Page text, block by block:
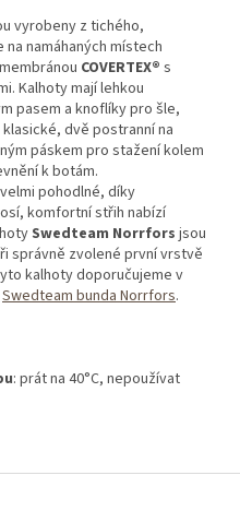
vyrobeny z tichého,
namáhaných místech
COVERTEX® s
Kalhoty mají lehkou
pasem a knoflíky pro šle,
dvě postranní na
páskem pro stažení kolem
k botám.
pohodlné, díky
komfortní střih nabízí
Swedteam Norrfors jsou
správně zvolené první vrstvě
kalhoty doporučujeme v
Swedteam bunda Norrfors.
: prát na 40°C, nepoužívat